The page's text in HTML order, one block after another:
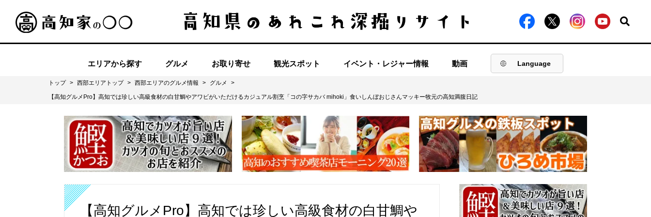
エリアから探す グルメ お取り寄せ 観光スポット イベント・レジャー情報 動画 Language
トップ > 西部エリアトップ > 西部エリアのグルメ情報 > グルメ >
【高知グルメPro】高知では珍しい高級食材の白甘鯛やアワビがいただけるカジュアル割烹「コの字サカバ mihoki」食いしんぼおじさんマッキー牧元の高知満腹日記
【高知グルメPro】高知では珍しい高級食材の白甘鯛や